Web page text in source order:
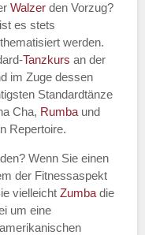
Walzer den Vorzug?
es stets
werden.
Tanzkurs an der
im Zuge dessen
Standardtänze
Cha, Rumba und
Repertoire.
Wenn Sie einen
der Fitnessaspekt
vielleicht Zumba die
um eine